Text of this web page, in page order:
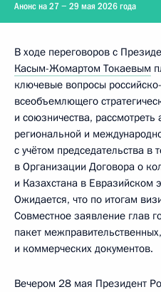
Анонс на 27 − 29 мая 2026 года
В ходе переговоров с
Касым-Жомартом Токаевым
ключевые вопросы
всеобъемлющего
и союзничества,
региональной и
с учётом председательства в
в Организации Договора о
и Казахстана в Евразийском
Ожидается, что по итогам
Совместное заявление глав
пакет
и коммерческих документов.
Вечером 28 мая Президент